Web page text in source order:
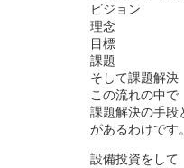
ビジョン
理念
目標
課題
そして課題解決
この流れの中で
課題解決の手段
があるわけです。
設備投資をして